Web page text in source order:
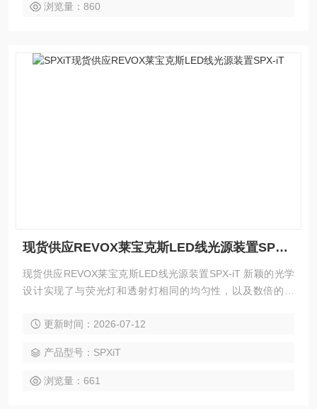
浏览量：860
现货供应REVOX莱宝克斯LED线光源装置SPX-iT
现货供应REVOX莱宝克斯LED线光源装置SPX-iT 新颖的光学
设计实现了与荧光灯和透射灯相同的均匀性，以及数倍的亮
术实现高均匀性
更新时间：2026-07-12
产品型号：SPXiT
浏览量：661